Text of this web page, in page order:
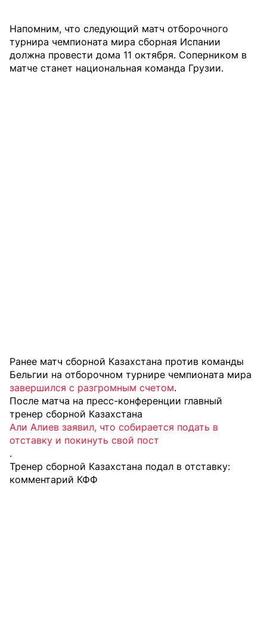
Напомним, что следующий матч отборочного
турнира чемпионата мира сборная Испании
должна провести дома 11 октября. Соперником в
матче станет национальная команда Грузии.
Ранее матч сборной Казахстана против команды
Бельгии на отборочном турнире чемпионата мира
завершился с разгромным счетом.
После матча на пресс-конференции главный
тренер сборной Казахстана
Али Алиев заявил, что собирается подать в
отставку и покинуть свой пост
.
Тренер сборной Казахстана подал в отставку:
комментарий КФФ